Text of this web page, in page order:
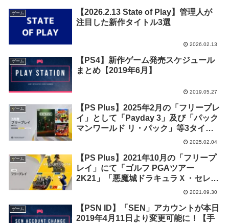
ゲーム
【2026.2.13 State of Play】管理人が
注目した新作タイトル3選
2026.02.13
ゲーム
【PS4】新作ゲーム発売スケジュール
まとめ【2019年6月】
2019.05.27
ゲーム
【PS Plus】2025年2月の「フリープレ
イ」として「Payday 3」及び「パック
マンワールド リ・パック」等3タイト
2025.02.04
ゲーム
【PS Plus】2021年10月の「フリープ
レイ」にて「ゴルフ PGAツアー
2K21」「悪魔城ドラキュラＸ・セレク
ション 月下の夜想曲 ＆ 血の輪廻」
が決定！
2021.09.30
ゲーム
【PSN ID】「SEN」アカウントが本日
2019年4月11日より変更可能に！【手